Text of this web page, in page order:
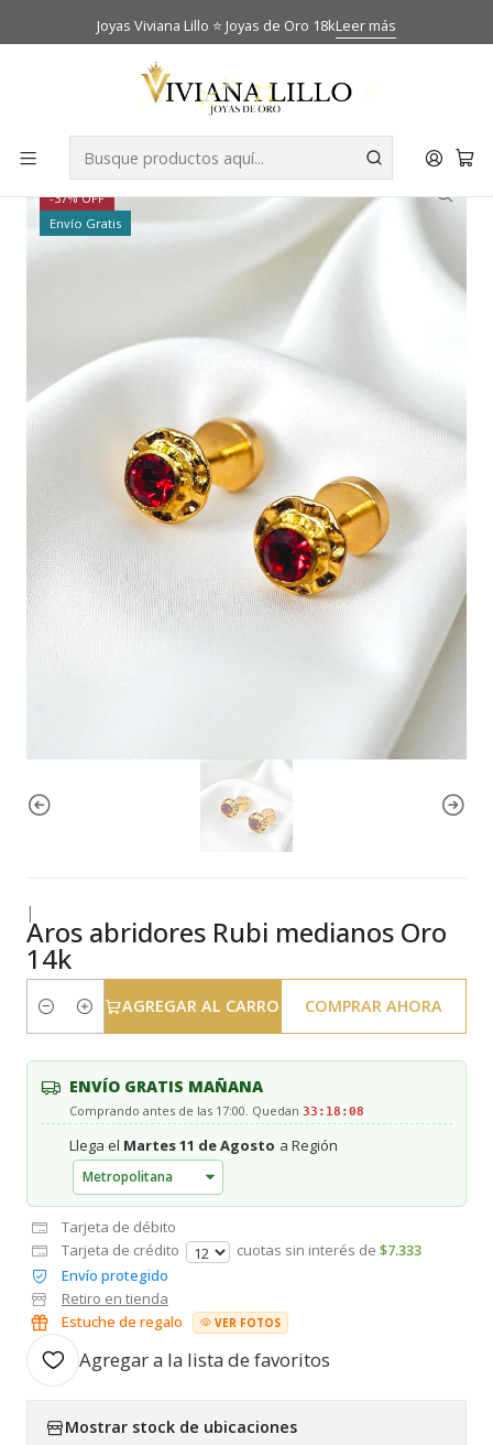
Joyas Viviana Lillo ⭐ Joyas de Oro 18kLeer más
Inicio Catálogo
Aros abridores Rubi medianos Oro 14k
-37% OFF
Envío Gratis
|
Aros abridores Rubi medianos Oro
14k
Cantidad
AGREGAR AL CARRO COMPRAR AHORA
ENVÍO GRATIS MAÑANA
Comprando antes de las 17:00. Quedan 33:18:07
Llega el Martes 11 de Agosto a Región
Tarjeta de débito
Tarjeta de crédito
cuotas sin interés de $7.333
Envío protegido
Retiro en tienda
Estuche de regalo
VER FOTOS
Agregar a la lista de favoritos
Mostrar stock de ubicaciones